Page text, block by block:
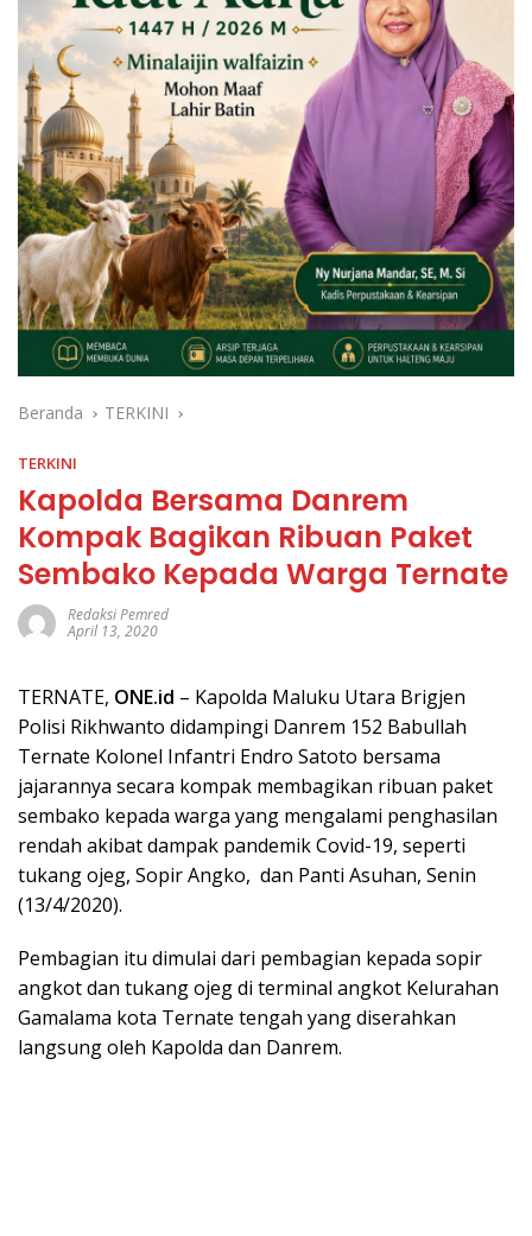
Beranda TERKINI
TERKINI
Kapolda Bersama Danrem
Kompak Bagikan Ribuan Paket
Sembako Kepada Warga Ternate
Redaksi Pemred
April 13, 2020
TERNATE, ONE.id – Kapolda Maluku Utara Brigjen
Polisi Rikhwanto didampingi Danrem 152 Babullah
Ternate Kolonel Infantri Endro Satoto bersama
jajarannya secara kompak membagikan ribuan paket
sembako kepada warga yang mengalami penghasilan
rendah akibat dampak pandemik Covid-19, seperti
tukang ojeg, Sopir Angko, dan Panti Asuhan, Senin
(13/4/2020).
Pembagian itu dimulai dari pembagian kepada sopir
angkot dan tukang ojeg di terminal angkot Kelurahan
Gamalama kota Ternate tengah yang diserahkan
langsung oleh Kapolda dan Danrem.